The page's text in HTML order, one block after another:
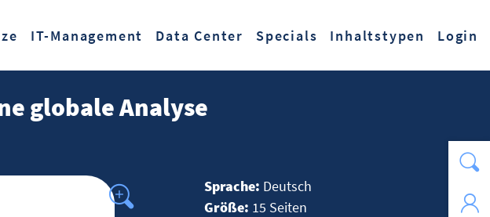
IT-Management Data Center Specials Inhaltstypen Login
globale Analyse
Sprache: Deutsch
Größe: 15 Seiten